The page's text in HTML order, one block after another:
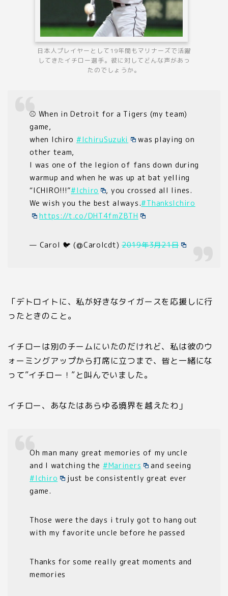
日本人プレイヤーとして19年間もマリナーズで活躍
してきたイチロー選手。彼に対してどんな声があっ
たのでしょうか。
⚾️ When in Detroit for a Tigers (my team)
game,
when Ichiro #IchiruSuzuki
was playing on
other team,
I was one of the legion of fans down during
warmup and when he was up at bat yelling
“ICHIRO!!!”#Ichiro
, you crossed all lines.
We wish you the best always.#ThanksIchiro
https://t.co/DHT4fmZBTH
— Carol 🐦 (@Carolcdt)2019年3月21日
「デトロイトに、私が好きなタイガースを応援しに行
ったときのこと。
イチローは別のチームにいたのだけれど、私は彼のウ
ォーミングアップから打席に立つまで、皆と一緒にな
って”イチロー！”と叫んでいました。
イチロー、あなたはあらゆる境界を越えたわ」
Oh man many great memories of my uncle
and I watching the #Mariners
and seeing
#Ichiro
just be consistently great ever
game.
Those were the days i truly got to hang out
with my favorite uncle before he passed
Thanks for some really great moments and
memories